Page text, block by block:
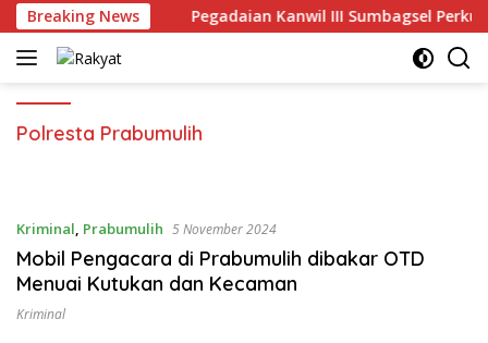
Langsung
ke
konten
Breaking News
Lewat KKP Pegadaian Kanwil III Sumbagsel
Polresta Prabumulih
Kriminal, Prabumulih 5 November 2024
Mobil Pengacara di Prabumulih dibakar OTD
Menuai Kutukan dan Kecaman
Kriminal